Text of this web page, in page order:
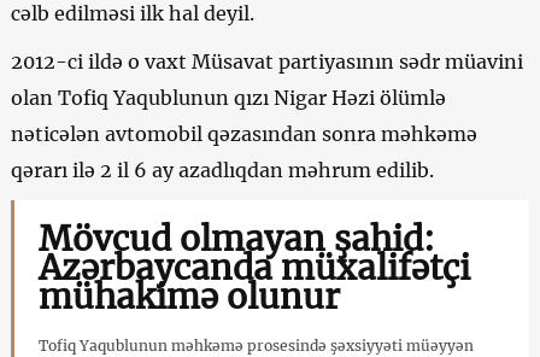
cəlb edilməsi ilk hal deyil.
2012-ci ildə o vaxt Müsavat partiyasının sədr müavini
olan Tofiq Yaqublunun qızı Nigar Həzi ölümlə
nəticələn avtomobil qəzasından sonra məhkəmə
qərarı ilə 2 il 6 ay azadlıqdan məhrum edilib.
Mövcud olmayan şahid:
Azərbaycanda müxalifətçi
mühakimə olunur
Tofiq Yaqublunun məhkəmə prosesində şəxsiyyəti müəyyən